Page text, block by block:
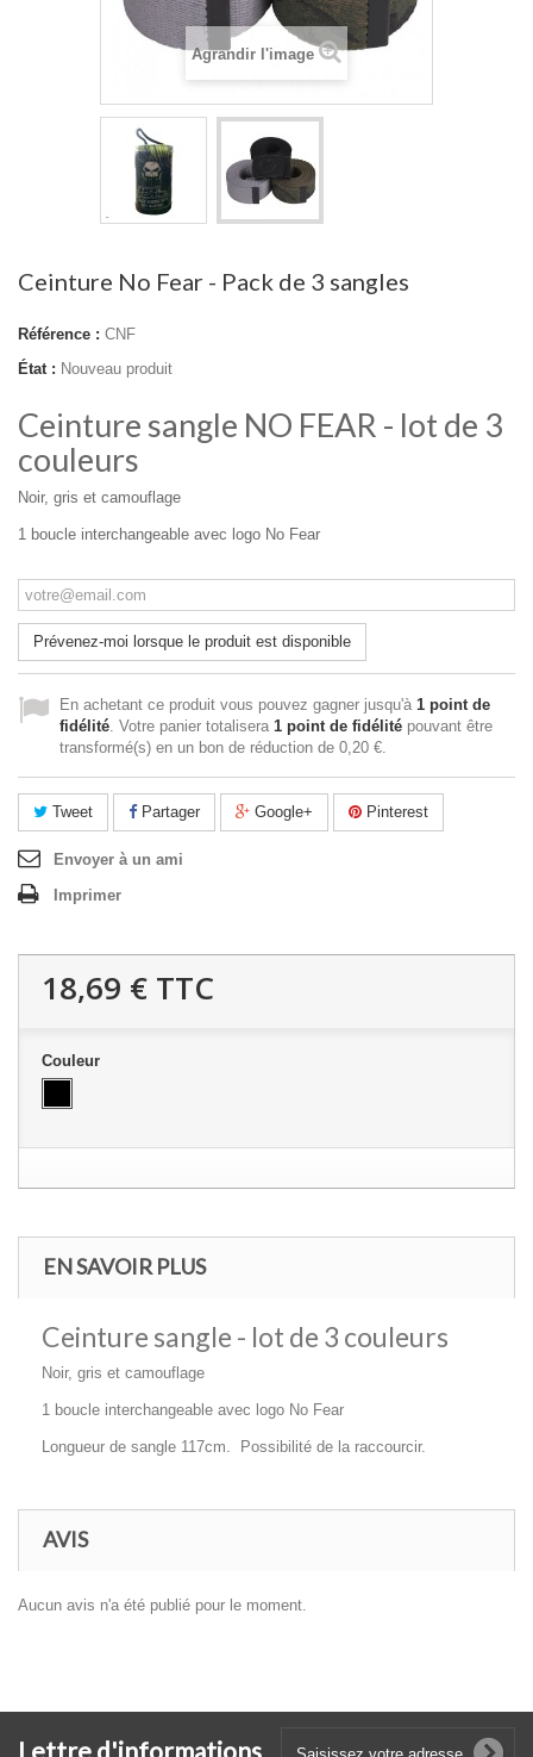
Agrandir l'image
Ceinture No Fear - Pack de 3 sangles
Référence : CNF
État : Nouveau produit
Ceinture sangle NO FEAR - lot de 3
couleurs
Noir, gris et camouflage
1 boucle interchangeable avec logo No Fear
Prévenez-moi lorsque le produit est disponible
En achetant ce produit vous pouvez gagner jusqu'à 1 point de
fidélité. Votre panier totalisera 1 point de fidélité pouvant être
transformé(s) en un bon de réduction de 0,20 €.
Tweet Partager Google+ Pinterest
Envoyer à un ami
Imprimer
18,69 € TTC
Couleur
EN SAVOIR PLUS
Ceinture sangle - lot de 3 couleurs
Noir, gris et camouflage
1 boucle interchangeable avec logo No Fear
Longueur de sangle 117cm. Possibilité de la raccourcir.
AVIS
Aucun avis n'a été publié pour le moment.
Lettre d'informations